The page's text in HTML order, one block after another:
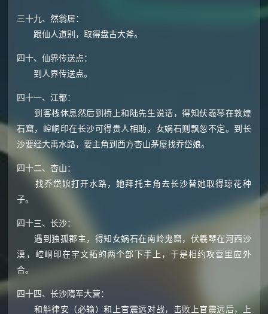
三十九、然翁居：
跟仙人道别，取得盘古大斧。
四十、仙界传送点：
到人界传送点。
四十一、江都：
到客栈休息然后到桥上和陆先生说话，得知伏羲琴在敦煌
石窟，崆峒印在长沙可得贵人相助，女娲石则飘忽不定。到长
沙要经大禹水路，要主角到西方杏山茅屋找乔岱娘。
四十二、杏山：
找乔岱娘打开水路，她拜托主角去长沙替她取得琼花种
子。
四十三、长沙：
遇到独孤郡主，得知女娲石在南岭鬼窟，伏羲琴在河西沙
漠，崆峒印在宇文拓的两个部下手上，于是相约攻营里应外
合。
四十四、长沙隋军大营：
和斛律安（必输）和上官震远对战，击败上官震远后，上